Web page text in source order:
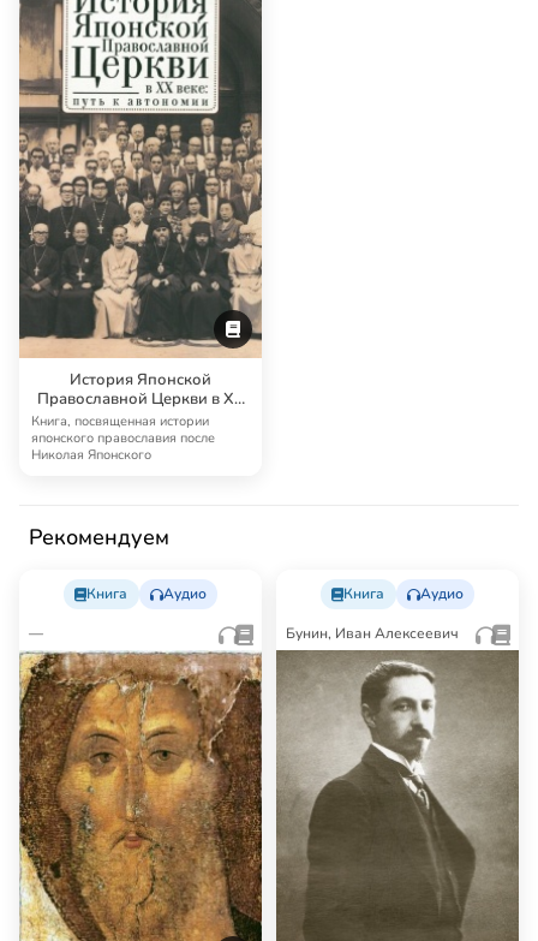
История Японской
Православной Церкви в XX
веке: путь к автономии
Книга, посвященная истории
японского православия после
Николая Японского
Рекомендуем
Книга Аудио
—
Книга Аудио
Бунин, Иван Алексеевич